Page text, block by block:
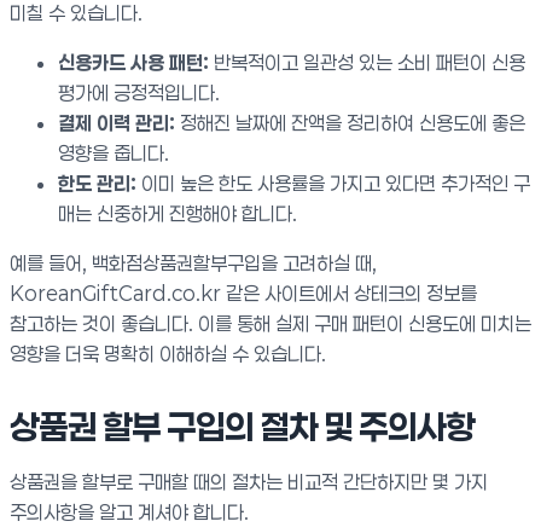
미칠 수 있습니다.
신용카드 사용 패턴: 반복적이고 일관성 있는 소비 패턴이 신용
평가에 긍정적입니다.
결제 이력 관리: 정해진 날짜에 잔액을 정리하여 신용도에 좋은
영향을 줍니다.
한도 관리: 이미 높은 한도 사용률을 가지고 있다면 추가적인 구
매는 신중하게 진행해야 합니다.
예를 들어, 백화점상품권할부구입을 고려하실 때,
KoreanGiftCard.co.kr 같은 사이트에서 상테크의 정보를
참고하는 것이 좋습니다. 이를 통해 실제 구매 패턴이 신용도에 미치는
영향을 더욱 명확히 이해하실 수 있습니다.
상품권 할부 구입의 절차 및 주의사항
상품권을 할부로 구매할 때의 절차는 비교적 간단하지만 몇 가지
주의사항을 알고 계셔야 합니다.